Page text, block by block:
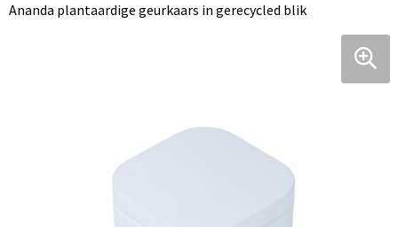
Ananda plantaardige geurkaars in gerecycled blik